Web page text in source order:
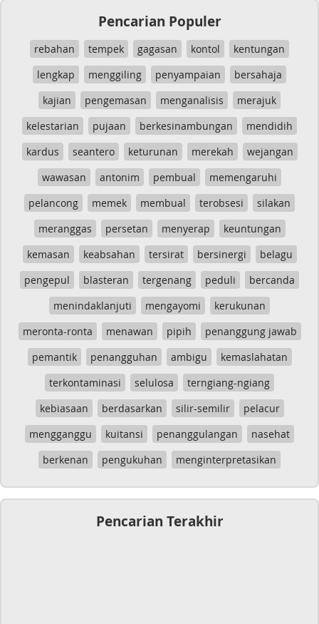
Pencarian Populer
rebahan tempek gagasan kontol
kentungan
lengkap
menggiling penyampaian
bersahaja
kajian
pengemasan menganalisis
merajuk
kelestarian
pujaan berkesinambungan
mendidih
kardus
seantero keturunan merekah
wejangan
wawasan
antonim pembual
memengaruhi
pelancong
memek membual terobsesi
silakan
meranggas
persetan menyerap
keuntungan
kemasan
keabsahan tersirat bersinergi
belagu
pengepul
blasteran tergenang peduli
bercanda
menindaklanjuti
mengayomi
kerukunan
meronta-ronta
menawan pipih
penanggung jawab
pemantik
penangguhan ambigu
kemaslahatan
terkontaminasi
selulosa
terngiang-ngiang
kebiasaan
berdasarkan silir-semilir
pelacur
mengganggu
kuitansi penanggulangan
nasehat
berkenan
pengukuhan menginterpretasikan
Pencarian Terakhir